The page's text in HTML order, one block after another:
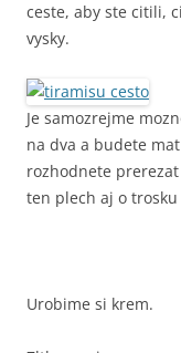
ceste, aby ste citili,
vysky.
Je samozrejme
na dva a budete
rozhodnete
ten plech aj o trosku
Urobime si krem.